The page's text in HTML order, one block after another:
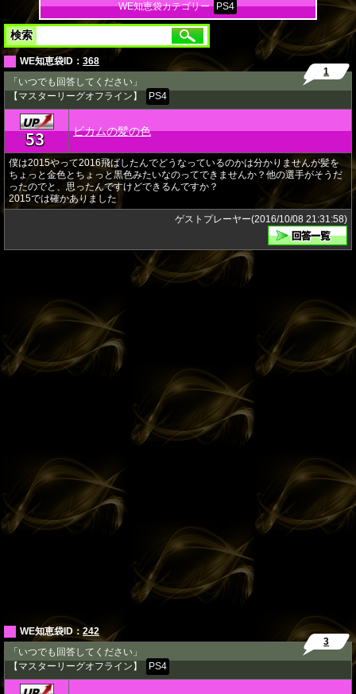
WE知恵袋カテゴリー PS4
検索
WE知恵袋ID： 368
「いつでも回答してください」
【マスターリーグオフライン】
PS4
1
★53 ビカムの髪の色
僕は2015やって2016飛ばしたんでどうなっているのかは分かりませんが髪を
ちょっと金色とちょっと黒色みたいなのってできませんか？他の選手がそうだ
ったのでと、思ったんですけどできるんですか？
2015では確かありました
ゲストプレーヤー(2016/10/08 21:31:58)
WE知恵袋ID：242
「いつでも回答してください」
【マスターリーグオフライン】
PS4
3